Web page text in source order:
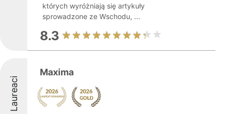
których wyróżniają się artykuły
sprowadzone ze Wschodu, ...
8.3
Laureaci
Maxima